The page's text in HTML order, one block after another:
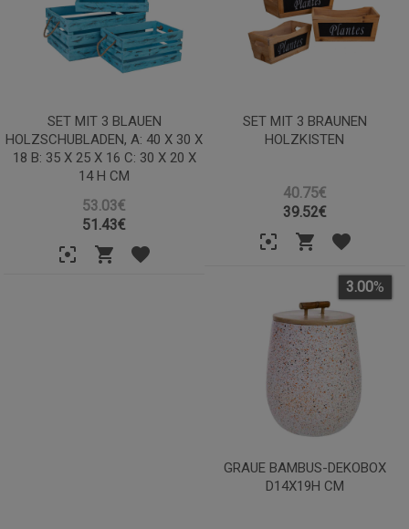
SET MIT 3 BLAUEN
HOLZSCHUBLADEN, A: 40 X 30 X
18 B: 35 X 25 X 16 C: 30 X 20 X
14 H CM
53.03€
51.43€
SET MIT 3 BRAUNEN
HOLZKISTEN
40.75€
39.52€
GRAUE BAMBUS-DEKOBOX
D14X19H CM
3.00%